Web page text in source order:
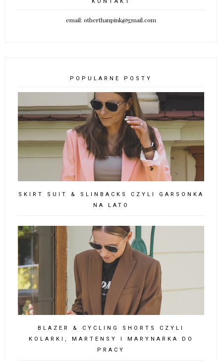
email: otherthanpink@gmail.com
POPULARNE POSTY
SKIRT SUIT & SLINBACKS CZYLI GARSONKA
NA LATO
BLAZER & CYCLING SHORTS CZYLI
KOLARKI, MARTENSY I MARYNARKA DO
PRACY